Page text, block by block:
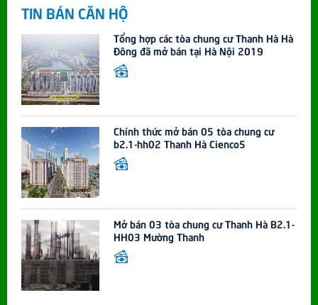
TIN BÁN CĂN HỘ
Tổng hợp các tòa chung cư Thanh Hà Hà
Đông đã mở bán tại Hà Nội 2019
Chính thức mở bán 05 tòa chung cư
b2.1-hh02 Thanh Hà Cienco5
Mở bán 03 tòa chung cư Thanh Hà B2.1-
HH03 Mường Thanh